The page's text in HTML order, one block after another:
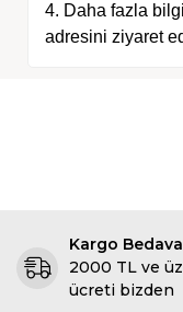
4. Daha fazla
adresini ziyaret
Kargo Bedava
2000 TL ve
ücreti bizden